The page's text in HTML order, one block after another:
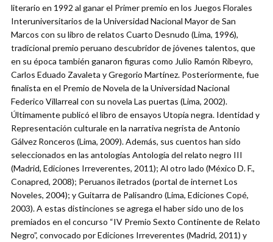
literario en 1992 al ganar el Primer premio en los Juegos Florales
Interuniversitarios de la Universidad Nacional Mayor de San
Marcos con su libro de relatos Cuarto Desnudo (Lima, 1996),
tradicional premio peruano descubridor de jóvenes talentos, que
en su época también ganaron figuras como Julio Ramón Ribeyro,
Carlos Eduado Zavaleta y Gregorio Martínez. Posteriormente, fue
finalista en el Premio de Novela de la Universidad Nacional
Federico Villarreal con su novela Las puertas (Lima, 2002).
Últimamente publicó el libro de ensayos Utopía negra. Identidad y
Representación culturale en la narrativa negrista de Antonio
Gálvez Ronceros (Lima, 2009). Además, sus cuentos han sido
seleccionados en las antologías Antología del relato negro III
(Madrid, Ediciones Irreverentes, 2011); Al otro lado (México D. F.,
Conapred, 2008); Peruanos iletrados (portal de internet Los
Noveles, 2004); y Guitarra de Palisandro (Lima, Ediciones Copé,
2003). A estas distinciones se agrega el haber sido uno de los
premiados en el concurso “IV Premio Sexto Continente de Relato
Negro”, convocado por Ediciones Irreverentes (Madrid, 2011) y